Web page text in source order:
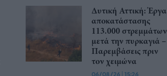
Δυτική Αττική: Έργα
αποκατάστασης
113.000 στρεμμάτων
μετά την πυρκαγιά –
Παρεμβάσεις πριν
τον χειμώνα
06/08/26 | 15:26